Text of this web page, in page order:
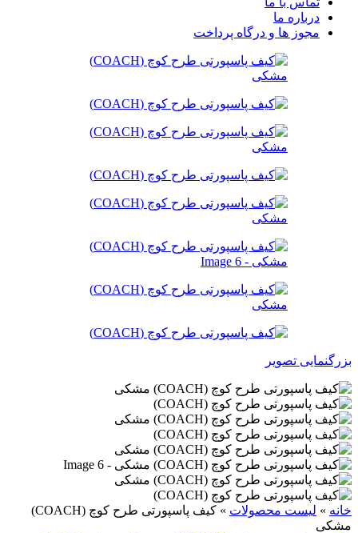
درباره ما
مجوز ها و درگاه پرداخت
بزرگنمایی تصویر
خانه » لیست محصولات »
کیف پاسپورتی طرح کوچ (COACH)
مشکی